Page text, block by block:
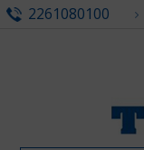
2261080100